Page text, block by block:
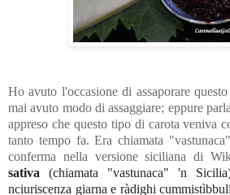
Ho avuto l'occasione di assaporare
mai avuto modo di assaggiare; eppure
appreso che questo tipo di carota veniva
tanto tempo fa. Era chiamata
conferma nella versione siciliana di
sativa (chiamata "vastunaca" 'n
nciuriscenza giarna e ràdighi